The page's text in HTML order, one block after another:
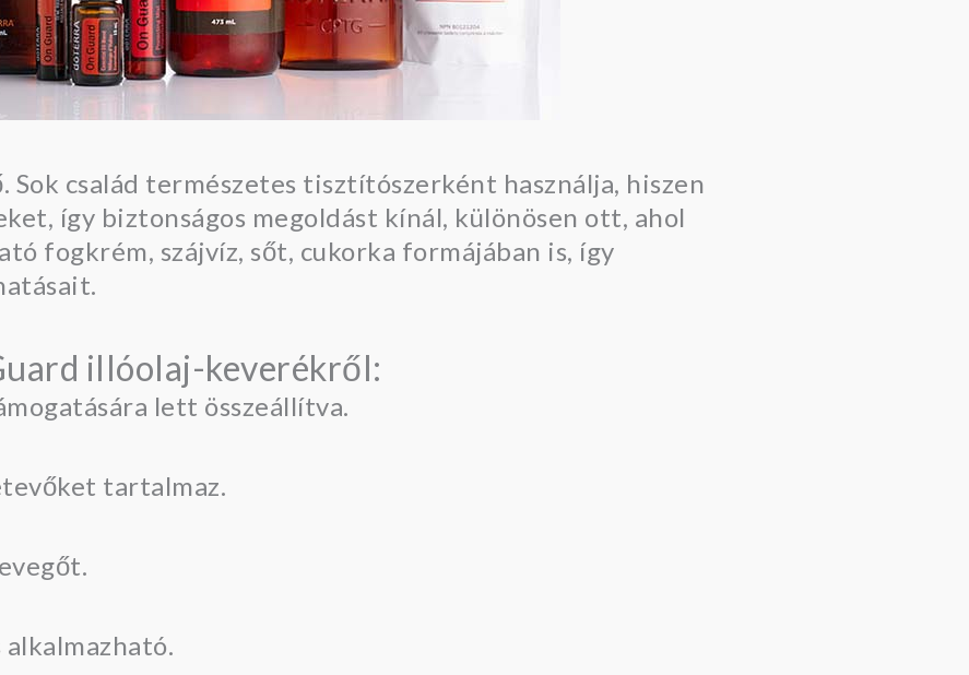
család természetes tisztítószerként használja, hiszen
így biztonságos megoldást kínál, különösen ott, ahol
fogkrém, szájvíz, sőt, cukorka formájában is, így
illóolaj-keverékről:
lett összeállítva.
tartalmaz.